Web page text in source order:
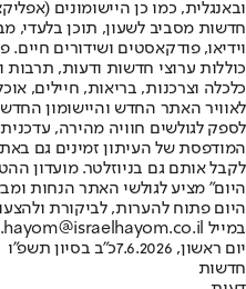
חדשות מסביב לשעון, תוכן בלעדי,
וידיאו, פודקאסטים ושידורים
כוללות ערוצי חדשות ודעות, תרבות
לאוויר האתר החדש והיישומון
לספק לגולשים חוויה מהירה,
המודפסת של העיתון זמינים גם
לקבל אותם גם בניוזלטר. מועדון
היום" מציע לגולשי האתר הנחות
היום פתוח להערות, לביקורת
במייל hayom@israelhayom.co.il.
יום ראשון, 7.6.2026
כ"ב בסיון תשפ"ו
חדשות